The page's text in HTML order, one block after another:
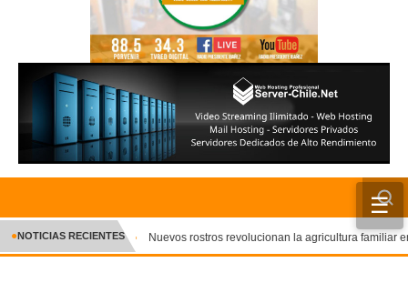
☰
INICIO
CRÓNICA
●NOTICIAS RECIENTES Nuevos rostros revolucionan la agricultura familiar